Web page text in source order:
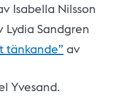
Isabella Nilsson
Lydia Sandgren
tänkande” av
Yvesand.